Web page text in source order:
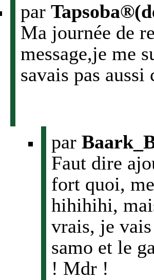
par
Ma journée de
message,je me
savais pas
par
Faut dire
fort quoi,
hihihihi,
vrais, je
samo et le
! Mdr !